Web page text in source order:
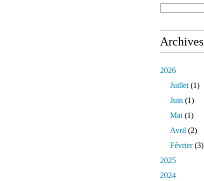
Archives
2026
Juillet (1)
Juin (1)
Mai (1)
Avril (2)
Février(3)
2025
2024